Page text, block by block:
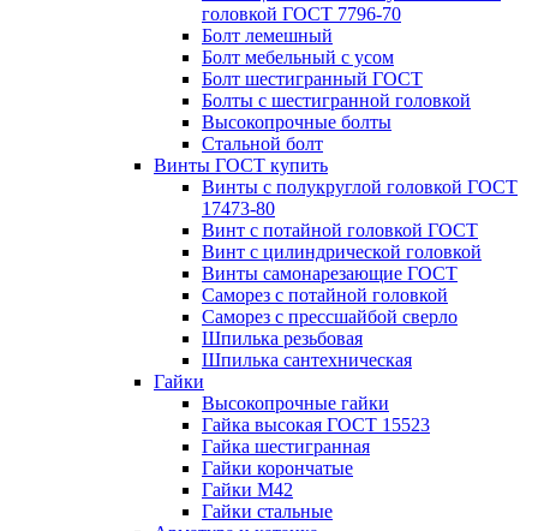
головкой ГОСТ 7796-70
Болт лемешный
Болт мебельный с усом
Болт шестигранный ГОСТ
Болты с шестигранной головкой
Высокопрочные болты
Стальной болт
Винты ГОСТ купить
Винты с полукруглой головкой ГОСТ
17473-80
Винт с потайной головкой ГОСТ
Винт с цилиндрической головкой
Винты самонарезающие ГОСТ
Саморез с потайной головкой
Саморез с прессшайбой сверло
Шпилька резьбовая
Шпилька сантехническая
Гайки
Высокопрочные гайки
Гайка высокая ГОСТ 15523
Гайка шестигранная
Гайки корончатые
Гайки М42
Гайки стальные